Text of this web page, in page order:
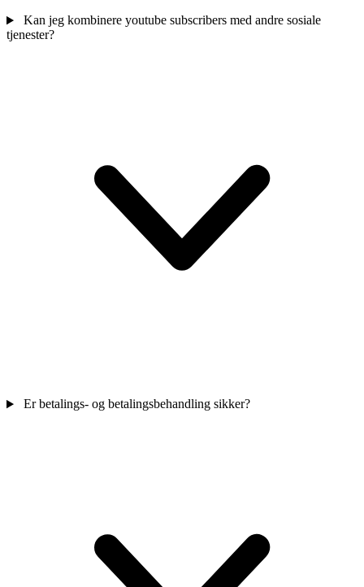
Kan jeg kombinere youtube subscribers med andre sosiale
tjenester?
Er betalings- og betalingsbehandling sikker?